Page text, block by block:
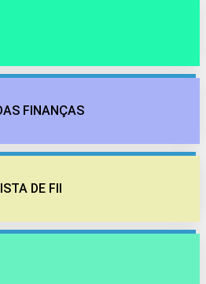
FINANÇAS
DE FII